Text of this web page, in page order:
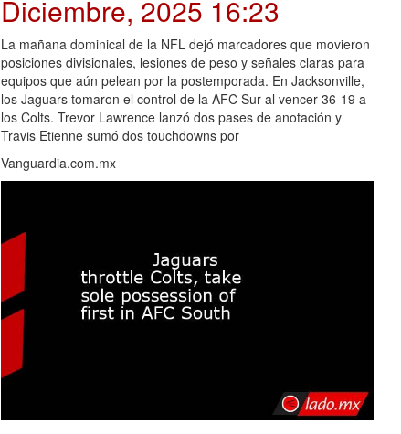
Diciembre, 2025 16:23
La mañana dominical de la NFL dejó marcadores que movieron
posiciones divisionales, lesiones de peso y señales claras para
equipos que aún pelean por la postemporada. En Jacksonville,
los Jaguars tomaron el control de la AFC Sur al vencer 36-19 a
los Colts. Trevor Lawrence lanzó dos pases de anotación y
Travis Etienne sumó dos touchdowns por
Vanguardia.com.mx